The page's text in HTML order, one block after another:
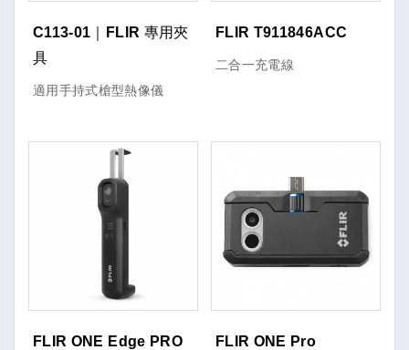
C113-01｜FLIR 專用夾
具
適用手持式槍型熱像儀
FLIR T911846ACC
二合一充電線
FLIR ONE Edge PRO FLIR ONE Pro